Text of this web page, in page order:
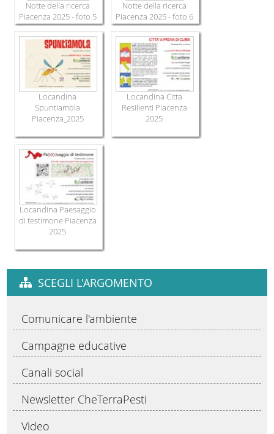
Notte della ricerca
Piacenza 2025 - foto 5
Notte della ricerca
Piacenza 2025 - foto 6
Locandina
Spuntiamola
Piacenza_2025
Locandina Citta
Resilienti Piacenza
2025
Locandina Paesaggio
di testimone Piacenza
2025
SCEGLI L'ARGOMENTO
Comunicare l'ambiente
Campagne educative
Canali social
Newsletter CheTerraPesti
Video